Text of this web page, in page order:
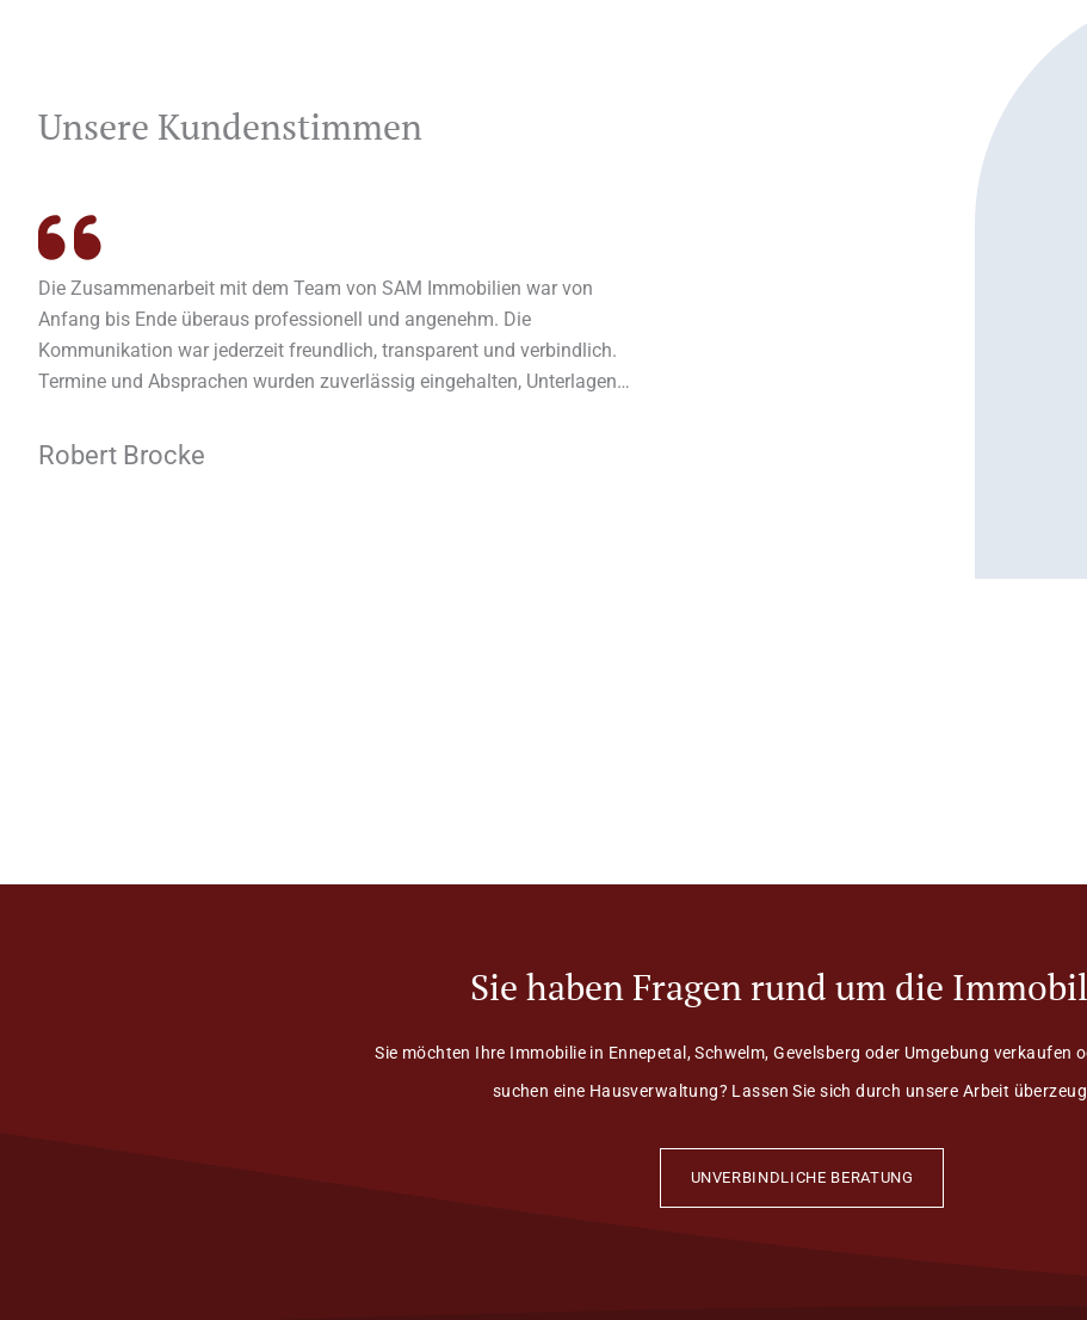
Unsere Kundenstimmen
Die Zusammenarbeit mit dem Team von SAM Immobilien war von
Anfang bis Ende überaus professionell und angenehm. Die
Kommunikation war jederzeit freundlich, transparent und verbindlich.
Termine und Absprachen wurden zuverlässig eingehalten, Unterlagen
Dank für die hervorragende Zusammenarbeit – ich kann Frau Sopp und
Robert Brocke
Sie haben Fragen rund um die
Sie möchten Ihre Immobilie in Ennepetal, Schwelm, Gevelsberg oder Umgebung verkaufen
suchen eine Hausverwaltung? Lassen Sie sich durch unsere Arbeit
UNVERBINDLICHE BERATUNG